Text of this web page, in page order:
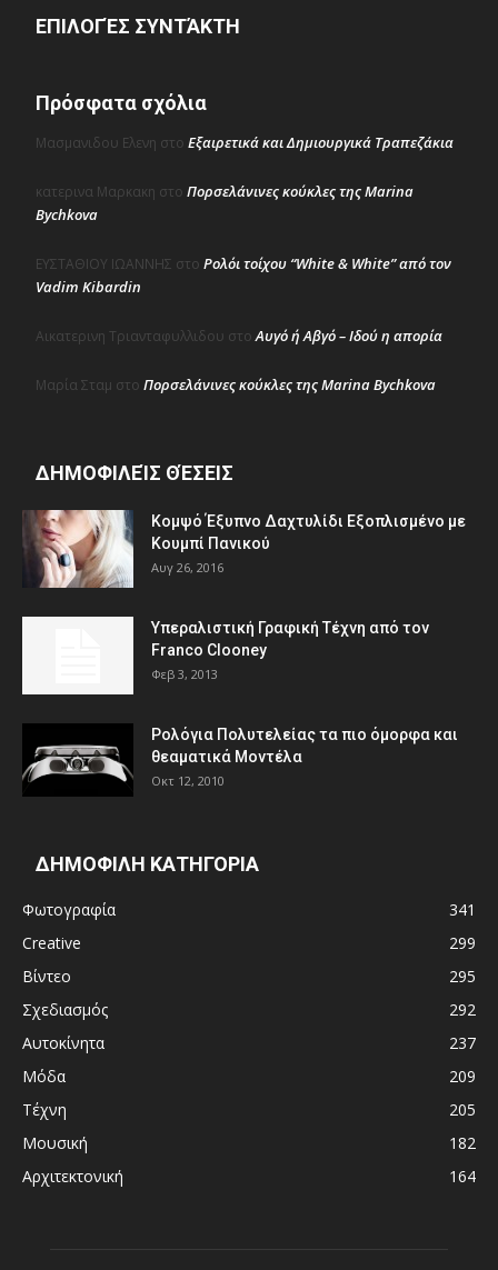
ΕΠΙΛΟΓΈΣ ΣΥΝΤΆΚΤΗ
Πρόσφατα σχόλια
Μασμανιδου Ελενη στο Εξαιρετικά και Δημιουργικά Τραπεζάκια
κατερινα Μαρκακη στο Πορσελάνινες κούκλες της Marina
Bychkova
ΕΥΣΤΑΘΙΟΥ ΙΩΑΝΝΗΣ στο Ρολόι τοίχου “White & White” από τον
Vadim Kibardin
Αικατερινη Τριανταφυλλιδου στοΑυγό ή Αβγό – Ιδού η απορία
Μαρία Σταμ στο Πορσελάνινες κούκλες της Marina Bychkova
ΔΗΜΟΦΙΛΕΊΣ ΘΈΣΕΙΣ
Κομψό Έξυπνο Δαχτυλίδι Εξοπλισμένο με
Κουμπί Πανικού
Αυγ 26, 2016
Υπεραλιστική Γραφική Τέχνη από τον
Franco Clooney
Φεβ 3, 2013
Ρολόγια Πολυτελείας τα πιο όμορφα και
θεαματικά Μοντέλα
Οκτ 12, 2010
ΔΗΜΟΦΙΛΗ ΚΑΤΗΓΟΡΙΑ
Φωτογραφία
341
Creative
299
Βίντεο
295
Σχεδιασμός
292
Αυτοκίνητα
237
Μόδα
209
Τέχνη
205
Μουσική
182
Αρχιτεκτονική
164